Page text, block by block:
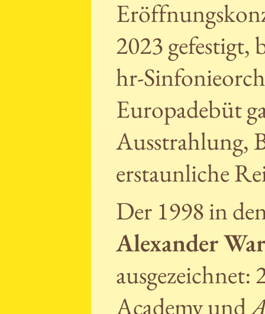
2023 gefestigt,
hr-
Europadebüt
Ausstrahlung,
erstaunliche
Der 1998 in
Alexander
Academy und